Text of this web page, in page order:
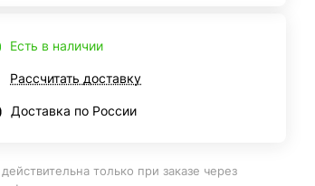
Есть в наличии
Рассчитать доставку
Доставка по России
только при заказе через